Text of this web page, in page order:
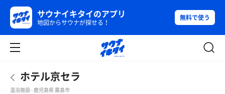
サウナイキタイのアプリ
地図からサウナが探せる！
無料で使う
ホテル京セラ
温浴施設 - 鹿児島県 霧島市